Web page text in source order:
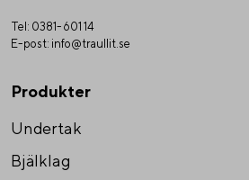
Tel: 0381-601 14
E-post: info@traullit.se
Produkter
Undertak
Bjälklag